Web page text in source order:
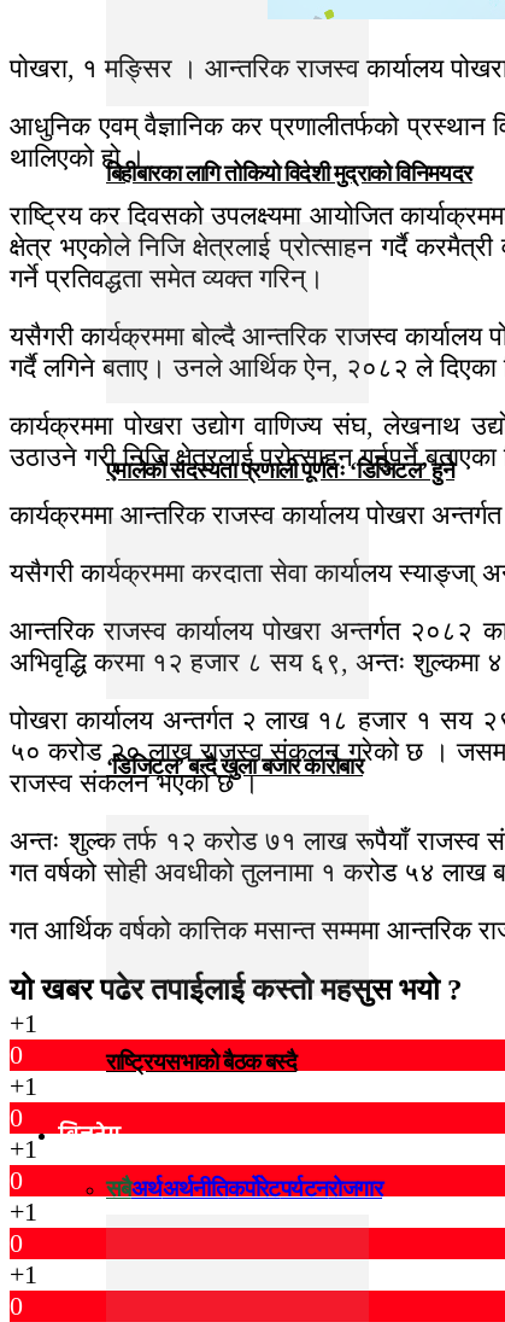
बिहीबारका लागि तोकियो विदेशी मुद्राको विनिमयदर
एमालेको सदस्यता प्रणाली पूर्णतः ‘डिजिटल’ हुने
‘डिजिटल’ बन्दै खुला बजार कारोबार
राष्ट्रियसभाको बैठक बस्दै
विजनेस
सबैअर्थअर्थनीतिकर्पोरेटपर्यटनरोजगार
पाेखरा, १ मङ्सिर । आन्तरिक राजस्व कार्यालय
आधुनिक एवम् वैज्ञानिक कर प्रणालीतर्फको प्रस्थान
थालिएको हो ।
राष्ट्रिय कर दिवसको उपलक्ष्यमा आयोजित
क्षेत्र भएकोले निजि क्षेत्रलाई प्रोत्साहन गर्दै
गर्ने प्रतिवद्धता समेत व्यक्त गरिन्।
यसैगरी कार्यक्रममा बोल्दै आन्तरिक राजस्व
गर्दै लगिने बताए। उनले आर्थिक ऐन, २०८२ ले दिएका
कार्यक्रममा पोखरा उद्योग वाणिज्य संघ, लेखनाथ
उठाउने गरी निजि क्षेत्रलाई प्रोत्साहन गर्नुपर्ने
कार्यक्रममा आन्तरिक राजस्व कार्यालय पोखरा
यसैगरी कार्यक्रममा करदाता सेवा कार्यालय स्याङ्जा्
आन्तरिक राजस्व कार्यालय पोखरा अन्तर्गत २०८२
अभिवृद्धि करमा १२ हजार ८ सय ६९, अन्तः शुल्कमा
पोखरा कार्यालय अन्तर्गत २ लाख १८ हजार १ सय
५० करोड २० लाख राजस्व संकलन गरेको छ ।
राजस्व संकलन भएको छ ।
अन्तः शुल्क तर्फ १२ करोड ७१ लाख रूपैयाँ राजस्व
गत वर्षको सोही अवधीको तुलनामा १ करोड ५४
गत आर्थिक वर्षको कात्तिक मसान्त सम्ममा आन्तरिक
यो खबर पढेर तपाईलाई कस्तो महसुस भयो ?
+1
0
+1
0
+1
0
+1
0
+1
0